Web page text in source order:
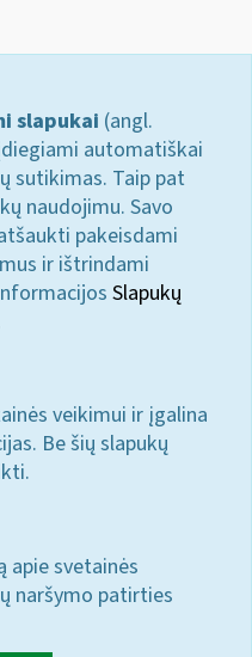
slapukai (angl.
automatiškai
sutikimas. Taip pat
naudojimu. Savo
pakeisdami
ir ištrindami
Slapukų
veikimui ir įgalina
Be šių slapukų
apie svetainės
naršymo patirties